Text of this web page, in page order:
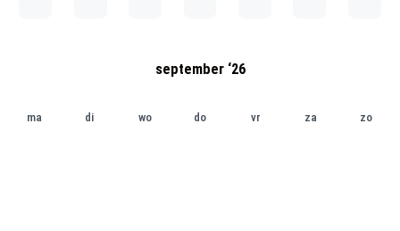
september ‘26
ma di wo do vr za zo